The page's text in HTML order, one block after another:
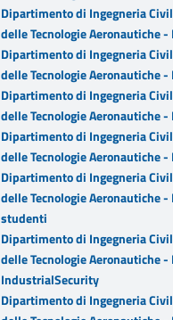
Dipartimento di Ingegneria
delle Tecnologie Aeronautiche -
Dipartimento di Ingegneria
delle Tecnologie Aeronautiche -
Dipartimento di Ingegneria
delle Tecnologie Aeronautiche
Dipartimento di Ingegneria
delle Tecnologie Aeronautiche
Dipartimento di Ingegneria
delle Tecnologie Aeronautiche
studenti
Dipartimento di Ingegneria
delle Tecnologie Aeronautiche
IndustrialSecurity
Dipartimento di Ingegneria